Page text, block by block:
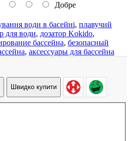
Добре
води в басейні, плавучий
для води, дозатор Kokido,
бассейна, безопасный
, аксессуары для бассейна
Швидко купити